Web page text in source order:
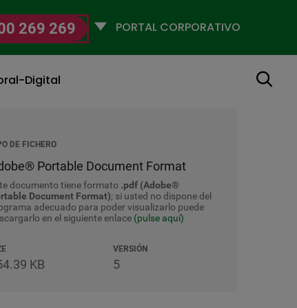
269 269
Selecciona
Digital Buscar
DE FICHERO
Portable Document Format
documento tiene formato .pdf (Adobe®
Document Format); si usted no dispone del
adecuado para poder visualizarlo puede
en el siguiente enlace (pulse aquí)
KB
VERSIÓN
5